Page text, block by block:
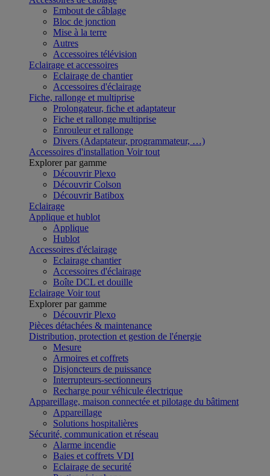
Embout de câblage
Bloc de jonction
Mise à la terre
Autres
Accessoires télévision
Eclairage et accessoires
Eclairage de chantier
Accessoires d'éclairage
Fiche, rallonge et multiprise
Prolongateur, fiche et adaptateur
Fiche et rallonge multiprise
Enrouleur et rallonge
Divers (Adaptateur, programmateur, …)
Accessoires d'installation Voir tout
Explorer par gamme
Découvrir Plexo
Découvrir Colson
Découvrir Batibox
Eclairage
Applique et hublot
Applique
Hublot
Accessoires d'éclairage
Eclairage chantier
Accessoires d'éclairage
Boîte DCL et douille
Eclairage Voir tout
Explorer par gamme
Découvrir Plexo
Pièces détachées & maintenance
Distribution, protection et gestion de l'énergie
Mesure
Armoires et coffrets
Disjoncteurs de puissance
Interrupteurs-sectionneurs
Recharge pour véhicule électrique
Appareillage, maison connectée et pilotage du bâtiment
Appareillage
Solutions hospitalières
Sécurité, communication et réseau
Alarme incendie
Baies et coffrets VDI
Eclairage de securité